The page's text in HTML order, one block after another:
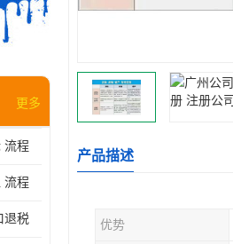
更多
流程
流程
退税
产品描述
优势